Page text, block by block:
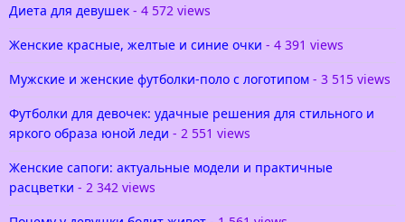
Диета для девушек - 4 572 views
Женские красные, желтые и синие очки - 4 391 views
Мужские и женские футболки-поло с логотипом - 3 515 views
Футболки для девочек: удачные решения для стильного и
яркого образа юной леди - 2 551 views
Женские сапоги: актуальные модели и практичные
расцветки - 2 342 views